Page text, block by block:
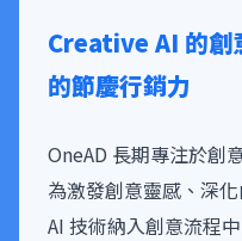
Creative AI 的創
的節慶行銷力
OneAD 長期專注於創
為激發創意靈感、深
AI 技術納入創意流程